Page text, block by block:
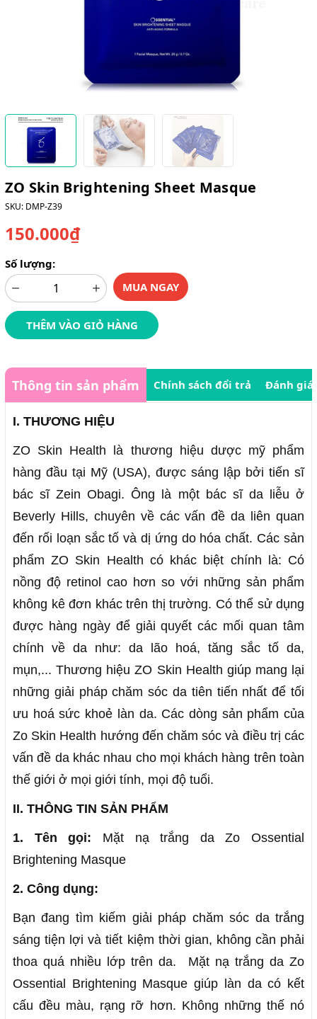
ZO Skin Brightening Sheet Masque
SKU: DMP-Z39
150.000₫
Số lượng:
MUA NGAY
THÊM VÀO GIỎ HÀNG
Thông tin sản phẩm Chính sách đổi trả Đánh giá
I. THƯƠNG HIỆU
ZO Skin Health là thương hiệu dược mỹ phẩm
hàng đầu tại Mỹ (USA), được sáng lập bởi tiến sĩ
bác sĩ Zein Obagi. Ông là một bác sĩ da liễu ở
Beverly Hills, chuyên về các vấn đề da liên quan
đến rối loạn sắc tố và dị ứng do hóa chất. Các sản
phẩm ZO Skin Health có khác biệt chính là: Có
nồng độ retinol cao hơn so với những sản phẩm
không kê đơn khác trên thị trường. Có thể sử dụng
được hàng ngày để giải quyết các mối quan tâm
chính về da như: da lão hoá, tăng sắc tố da,
mụn,... Thương hiệu ZO Skin Health giúp mang lại
những giải pháp chăm sóc da tiên tiến nhất để tối
ưu hoá sức khoẻ làn da. Các dòng sản phẩm của
Zo Skin Health hướng đến chăm sóc và điều trị các
vấn đề da khác nhau cho mọi khách hàng trên toàn
thế giới ở mọi giới tính, mọi độ tuổi.
II. THÔNG TIN SẢN PHẨM
1. Tên gọi: Mặt nạ trắng da Zo Ossential
Brightening Masque
2. Công dụng:
Bạn đang tìm kiếm giải pháp chăm sóc da trắng
sáng tiện lợi và tiết kiệm thời gian, không cần phải
thoa quá nhiều lớp trên da. Mặt nạ trắng da Zo
Ossential Brightening Masque giúp làn da có kết
cấu đều màu, rạng rỡ hơn. Không những thế nó